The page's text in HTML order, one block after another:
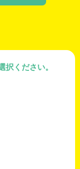
択ください。